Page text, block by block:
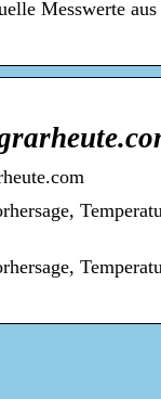
Messwerte